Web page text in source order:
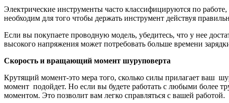
Электрические инструменты часто классифицируются по
необходим для того чтобы держать инструмент действуя
Если вы покупаете проводную модель, убедитесь, что у нее
высокого напряжения может потребовать больше времени
Скорость и вращающий момент шуруповерта
Крутящий момент-это мера того, сколько силы прилагает ваш
момент подойдет. Но если вы будете работать с любыми более
моментом. Это позволит вам легко справляться с вашей работой.